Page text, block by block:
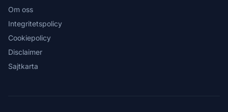
Om oss
Integritetspolicy
Cookiepolicy
Disclaimer
Sajtkarta